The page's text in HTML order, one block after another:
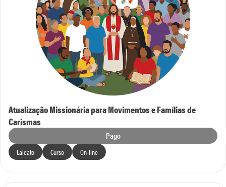
Atualização Missionária para Movimentos e Famílias de
Carismas
Pago
Laicato Curso On-line